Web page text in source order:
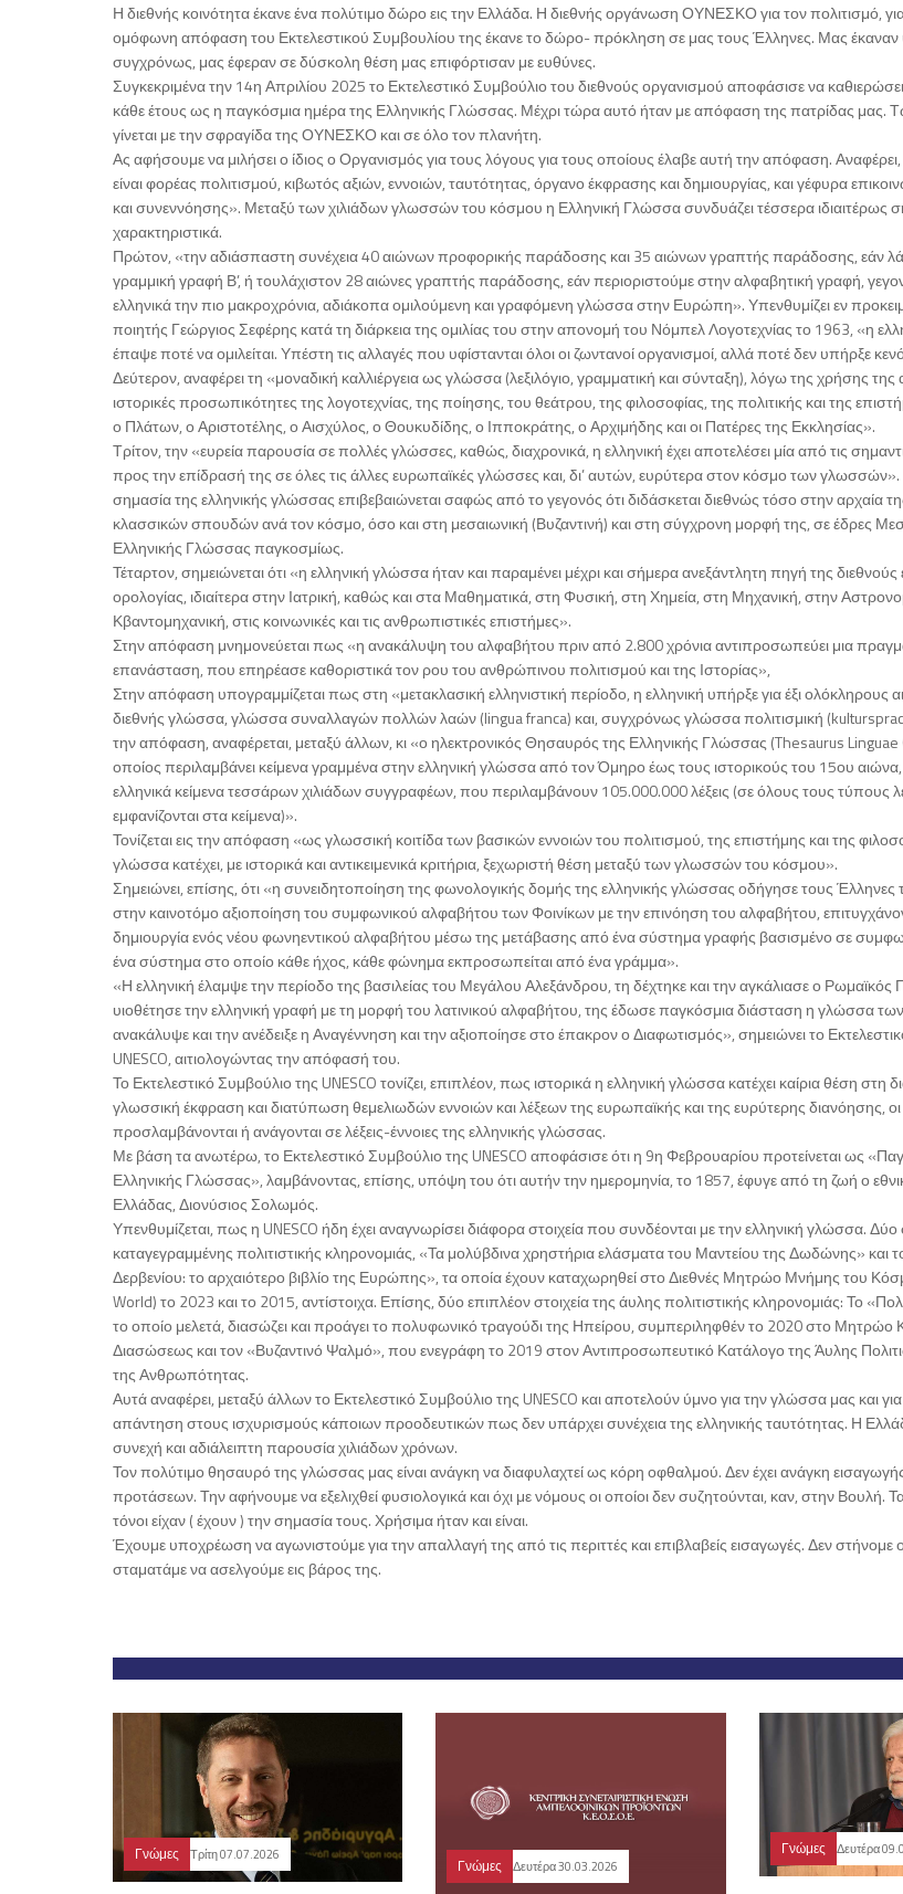
Η διεθνής κοινότητα έκανε ένα πολύτιμο δώρο εις την Ελλάδα. Η διεθνής οργάνωση ΟΥΝΕΣΚΟ για τον πολιτισμό,
ομόφωνη απόφαση του Εκτελεστικού Συμβουλίου της έκανε το δώρο- πρόκληση σε μας τους Έλληνες. Μας
συγχρόνως, μας έφεραν σε δύσκολη θέση μας επιφόρτισαν με ευθύνες.
Συγκεκριμένα την 14η Απριλίου 2025 το Εκτελεστικό Συμβούλιο του διεθνούς οργανισμού αποφάσισε να
κάθε έτους ως η παγκόσμια ημέρα της Ελληνικής Γλώσσας. Μέχρι τώρα αυτό ήταν με απόφαση της πατρίδας μας.
γίνεται με την σφραγίδα της ΟΥΝΕΣΚΟ και σε όλο τον πλανήτη.
Ας αφήσουμε να μιλήσει ο ίδιος ο Οργανισμός για τους λόγους για τους οποίους έλαβε αυτή την απόφαση.
είναι φορέας πολιτισμού, κιβωτός αξιών, εννοιών, ταυτότητας, όργανο έκφρασης και δημιουργίας, και γέφυρα
και συνεννόησης». Μεταξύ των χιλιάδων γλωσσών του κόσμου η Ελληνική Γλώσσα συνδυάζει τέσσερα ιδιαιτέρως
χαρακτηριστικά.
Πρώτον, «την αδιάσπαστη συνέχεια 40 αιώνων προφορικής παράδοσης και 35 αιώνων γραπτής παράδοσης, εάν
γραμμική γραφή Β’, ή τουλάχιστον 28 αιώνες γραπτής παράδοσης, εάν περιοριστούμε στην αλφαβητική γραφή,
ελληνικά την πιο μακροχρόνια, αδιάκοπα ομιλούμενη και γραφόμενη γλώσσα στην Ευρώπη». Υπενθυμίζει εν
ποιητής Γεώργιος Σεφέρης κατά τη διάρκεια της ομιλίας του στην απονομή του Νόμπελ Λογοτεχνίας το 1963, «η
έπαψε ποτέ να ομιλείται. Υπέστη τις αλλαγές που υφίστανται όλοι οι ζωντανοί οργανισμοί, αλλά ποτέ δεν υπήρξε
Δεύτερον, αναφέρει τη «μοναδική καλλιέργεια ως γλώσσα (λεξιλόγιο, γραμματική και σύνταξη), λόγω της χρήσης
ιστορικές προσωπικότητες της λογοτεχνίας, της ποίησης, του θεάτρου, της φιλοσοφίας, της πολιτικής και της
ο Πλάτων, ο Αριστοτέλης, ο Αισχύλος, ο Θουκυδίδης, ο Ιπποκράτης, ο Αρχιμήδης και οι Πατέρες της Εκκλησίας».
Τρίτον, την «ευρεία παρουσία σε πολλές γλώσσες, καθώς, διαχρονικά, η ελληνική έχει αποτελέσει μία από τις
προς την επίδρασή της σε όλες τις άλλες ευρωπαϊκές γλώσσες και, δι’ αυτών, ευρύτερα στον κόσμο των γλωσσών».
σημασία της ελληνικής γλώσσας επιβεβαιώνεται σαφώς από το γεγονός ότι διδάσκεται διεθνώς τόσο στην αρχαία
κλασσικών σπουδών ανά τον κόσμο, όσο και στη μεσαιωνική (Βυζαντινή) και στη σύγχρονη μορφή της, σε έδρες
Ελληνικής Γλώσσας παγκοσμίως.
Τέταρτον, σημειώνεται ότι «η ελληνική γλώσσα ήταν και παραμένει μέχρι και σήμερα ανεξάντλητη πηγή της διεθνούς
ορολογίας, ιδιαίτερα στην Ιατρική, καθώς και στα Μαθηματικά, στη Φυσική, στη Χημεία, στη Μηχανική, στην
Κβαντομηχανική, στις κοινωνικές και τις ανθρωπιστικές επιστήμες».
Στην απόφαση μνημονεύεται πως «η ανακάλυψη του αλφαβήτου πριν από 2.800 χρόνια αντιπροσωπεύει μια
επανάσταση, που επηρέασε καθοριστικά τον ρου του ανθρώπινου πολιτισμού και της Ιστορίας»,
Στην απόφαση υπογραμμίζεται πως στη «μετακλασική ελληνιστική περίοδο, η ελληνική υπήρξε για έξι ολόκληρους
διεθνής γλώσσα, γλώσσα συναλλαγών πολλών λαών (lingua franca) και, συγχρόνως γλώσσα πολιτισμική
την απόφαση, αναφέρεται, μεταξύ άλλων, κι «ο ηλεκτρονικός Θησαυρός της Ελληνικής Γλώσσας (Thesaurus Linguae
οποίος περιλαμβάνει κείμενα γραμμένα στην ελληνική γλώσσα από τον Όμηρο έως τους ιστορικούς του 15ου
ελληνικά κείμενα τεσσάρων χιλιάδων συγγραφέων, που περιλαμβάνουν 105.000.000 λέξεις (σε όλους τους τύπους
εμφανίζονται στα κείμενα)».
Τονίζεται εις την απόφαση «ως γλωσσική κοιτίδα των βασικών εννοιών του πολιτισμού, της επιστήμης και της
γλώσσα κατέχει, με ιστορικά και αντικειμενικά κριτήρια, ξεχωριστή θέση μεταξύ των γλωσσών του κόσμου».
Σημειώνει, επίσης, ότι «η συνειδητοποίηση της φωνολογικής δομής της ελληνικής γλώσσας οδήγησε τους
στην καινοτόμο αξιοποίηση του συμφωνικού αλφαβήτου των Φοινίκων με την επινόηση του αλφαβήτου,
δημιουργία ενός νέου φωνηεντικού αλφαβήτου μέσω της μετάβασης από ένα σύστημα γραφής βασισμένο σε
ένα σύστημα στο οποίο κάθε ήχος, κάθε φώνημα εκπροσωπείται από ένα γράμμα».
«Η ελληνική έλαμψε την περίοδο της βασιλείας του Μεγάλου Αλεξάνδρου, τη δέχτηκε και την αγκάλιασε ο Ρωμαϊκός
υιοθέτησε την ελληνική γραφή με τη μορφή του λατινικού αλφαβήτου, της έδωσε παγκόσμια διάσταση η γλώσσα
ανακάλυψε και την ανέδειξε η Αναγέννηση και την αξιοποίησε στο έπακρον ο Διαφωτισμός», σημειώνει το
UNESCO, αιτιολογώντας την απόφασή του.
Το Εκτελεστικό Συμβούλιο της UNESCO τονίζει, επιπλέον, πως ιστορικά η ελληνική γλώσσα κατέχει καίρια θέση στη
γλωσσική έκφραση και διατύπωση θεμελιωδών εννοιών και λέξεων της ευρωπαϊκής και της ευρύτερης διανόησης,
προσλαμβάνονται ή ανάγονται σε λέξεις-έννοιες της ελληνικής γλώσσας.
Με βάση τα ανωτέρω, το Εκτελεστικό Συμβούλιο της UNESCO αποφάσισε ότι η 9η Φεβρουαρίου προτείνεται ως
Ελληνικής Γλώσσας», λαμβάνοντας, επίσης, υπόψη του ότι αυτήν την ημερομηνία, το 1857, έφυγε από τη ζωή ο
Ελλάδας, Διονύσιος Σολωμός.
Υπενθυμίζεται, πως η UNESCO ήδη έχει αναγνωρίσει διάφορα στοιχεία που συνδέονται με την ελληνική γλώσσα. Δύο
καταγεγραμμένης πολιτιστικής κληρονομιάς, «Τα μολύβδινα χρηστήρια ελάσματα του Μαντείου της Δωδώνης» και
Δερβενίου: το αρχαιότερο βιβλίο της Ευρώπης», τα οποία έχουν καταχωρηθεί στο Διεθνές Μητρώο Μνήμης του
World) το 2023 και το 2015, αντίστοιχα. Επίσης, δύο επιπλέον στοιχεία της άυλης πολιτιστικής κληρονομιάς: Το
το οποίο μελετά, διασώζει και προάγει το πολυφωνικό τραγούδι της Ηπείρου, συμπεριληφθέν το 2020 στο
Διασώσεως και τον «Βυζαντινό Ψαλμό», που ενεγράφη το 2019 στον Αντιπροσωπευτικό Κατάλογο της Άυλης
της Ανθρωπότητας.
Αυτά αναφέρει, μεταξύ άλλων το Εκτελεστικό Συμβούλιο της UNESCO και αποτελούν ύμνο για την γλώσσα μας και για
απάντηση στους ισχυρισμούς κάποιων προοδευτικών πως δεν υπάρχει συνέχεια της ελληνικής ταυτότητας. Η
συνεχή και αδιάλειπτη παρουσία χιλιάδων χρόνων.
Τον πολύτιμο θησαυρό της γλώσσας μας είναι ανάγκη να διαφυλαχτεί ως κόρη οφθαλμού. Δεν έχει ανάγκη
προτάσεων. Την αφήνουμε να εξελιχθεί φυσιολογικά και όχι με νόμους οι οποίοι δεν συζητούνται, καν, στην Βουλή.
τόνοι είχαν ( έχουν ) την σημασία τους. Χρήσιμα ήταν και είναι.
Έχουμε υποχρέωση να αγωνιστούμε για την απαλλαγή της από τις περιττές και επιβλαβείς εισαγωγές. Δεν
σταματάμε να ασελγούμε εις βάρος της.
Γνώμες Τρίτη 07.07.2026
Γνώμες Δευτέρα 30.03.2026
Γνώμες Δευτέρα